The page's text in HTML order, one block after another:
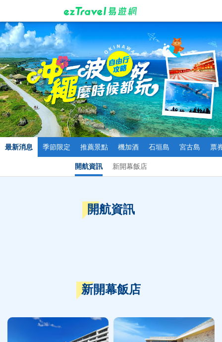
最新消息 季節限定 推薦景點 機加酒 石垣島 宮古島 票
開航資訊 新開幕飯店
開航資訊
新開幕飯店